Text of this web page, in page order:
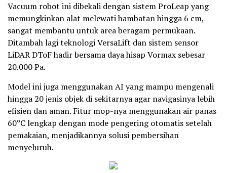
Vacuum robot ini dibekali dengan sistem ProLeap yang
memungkinkan alat melewati hambatan hingga 6 cm,
sangat membantu untuk area beragam permukaan.
Ditambah lagi teknologi VersaLift dan sistem sensor
LiDAR DToF hadir bersama daya hisap Vormax sebesar
20.000 Pa.
Model ini juga menggunakan AI yang mampu mengenali
hingga 20 jenis objek di sekitarnya agar navigasinya lebih
efisien dan aman. Fitur mop-nya menggunakan air panas
60°C lengkap dengan mode pengering otomatis setelah
pemakaian, menjadikannya solusi pembersihan
menyeluruh.